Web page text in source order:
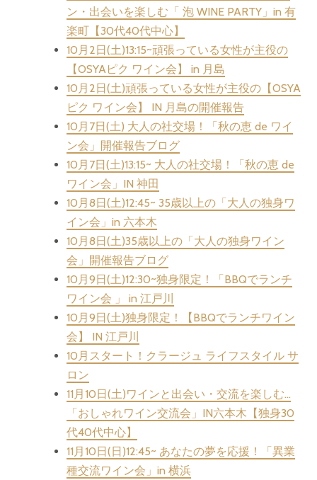
ン・出会いを楽しむ「 泡 WINE PARTY」in 有
楽町【30代40代中心】
10月2日(土)13:15~頑張っている女性が主役の
【OSYAピク ワイン会】 in 月島
10月2日(土)頑張っている女性が主役の【OSYA
ピク ワイン会】 IN 月島の開催報告
10月7日(土) 大人の社交場！「秋の恵 de ワイ
ン会」開催報告ブログ
10月7日(土)13:15~ 大人の社交場！「秋の恵 de
ワイン会」IN 神田
10月8日(土)12:45~ 35歳以上の「大人の独身ワ
イン会」in 六本木
10月8日(土)35歳以上の「大人の独身ワイン
会」開催報告ブログ
10月9日(土)12:30~独身限定！「BBQでランチ
ワイン会 」 in 江戸川
10月9日(土)独身限定！【BBQでランチワイン
会】 IN 江戸川
10月スタート！クラージュ ライフスタイル サ
ロン
11月10日(土)ワインと出会い・交流を楽しむ…
「おしゃれワイン交流会」IN六本木【独身30
代40代中心】
11月10日(日)12:45~ あなたの夢を応援！「異業
種交流ワイン会」in 横浜